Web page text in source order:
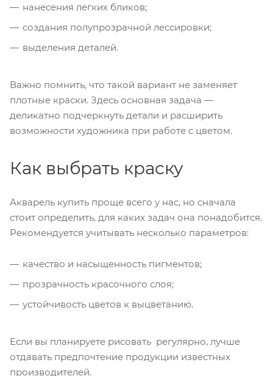
нанесения легких бликов;
создания полупрозрачной лессировки;
выделения деталей.
Важно помнить, что такой вариант не заменяет
плотные краски. Здесь основная задача —
деликатно подчеркнуть детали и расширить
возможности художника при работе с цветом.
Как выбрать краску
Акварель купить проще всего у нас, но сначала
стоит определить, для каких задач она понадобится.
Рекомендуется учитывать несколько параметров:
качество и насыщенность пигментов;
прозрачность красочного слоя;
устойчивость цветов к выцветанию.
Если вы планируете рисовать регулярно, лучше
отдавать предпочтение продукции известных
производителей.